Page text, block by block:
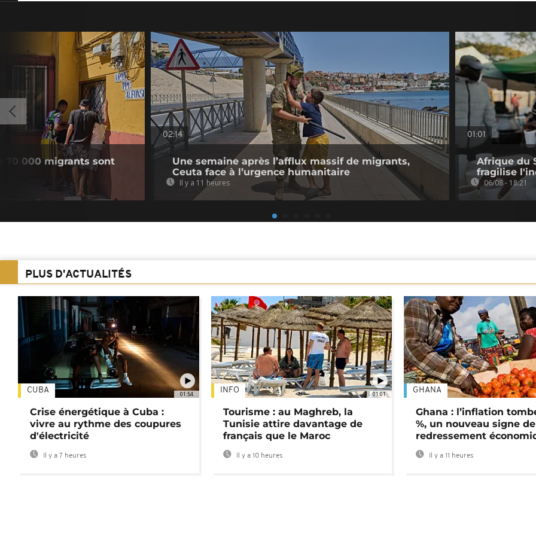
70 000 migrants sont
02:14
Une semaine après l’afflux massif de migrants,
Ceuta face à l’urgence humanitaire
Il y a 11 heures
01:01
Afrique du
fragilise
06/08 - 18:21
PLUS D'ACTUALITÉS
01:54
CUBA
Crise énergétique à Cuba :
vivre au rythme des coupures
d'électricité
Il y a 7 heures
01:01
INFO
Tourisme : au Maghreb, la
Tunisie attire davantage de
français que le Maroc
Il y a 10 heures
GHANA
Ghana : l’inflation
%, un nouveau signe de
redressement
Il y a 11 heures